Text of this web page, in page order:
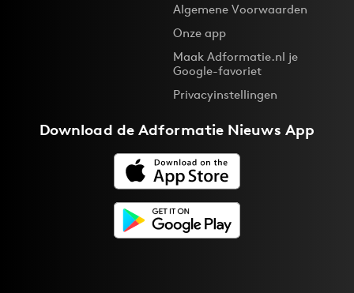
Algemene Voorwaarden
Onze app
Maak Adformatie.nl je
Google-favoriet
Privacyinstellingen
Download deAdformatie Nieuws App